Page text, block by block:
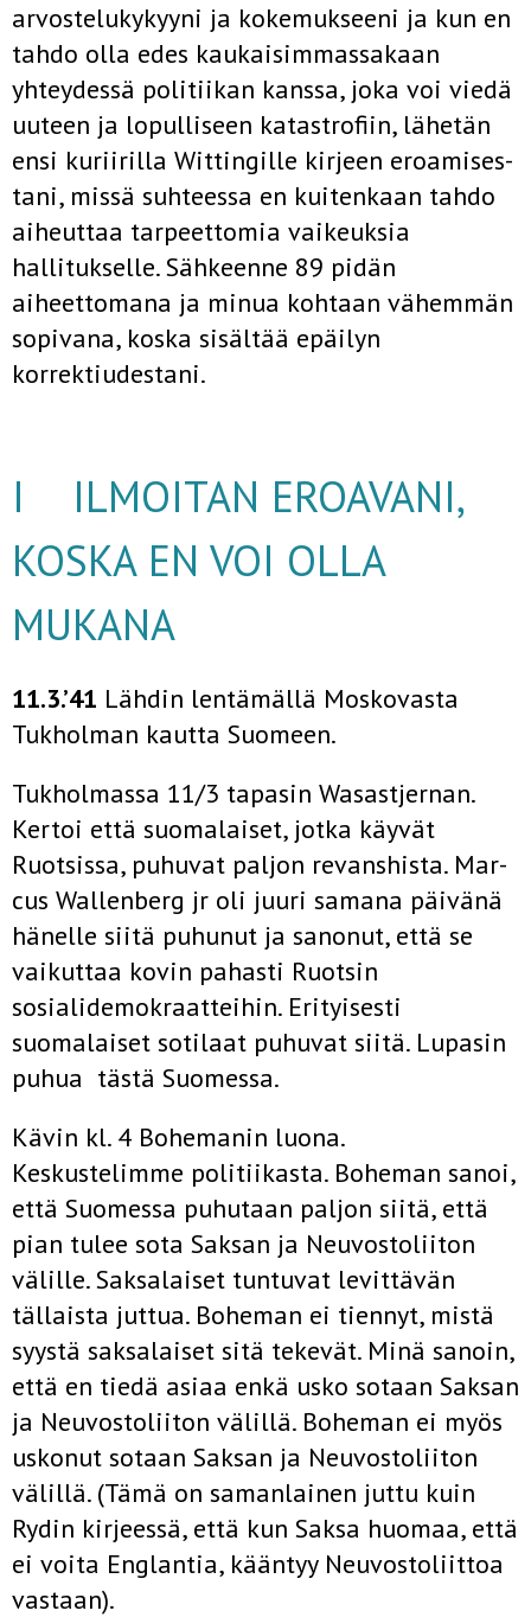
arvostelukykyyni ja kokemukseeni ja kun en
tahdo olla edes kaukaisimmassakaan
yhteydessä politiikan kanssa, joka voi viedä
uuteen ja lopulliseen katastrofiin, lähetän
ensi kuriirilla Wittingille kirjeen eroamises­
tani, missä suhteessa en kuitenkaan tahdo
aiheuttaa tarpeetto­mia vaikeuksia
hallitukselle. Sähkeenne 89 pidän
aiheettomana ja minua kohtaan vähemmän
sopivana, koska sisältää epäilyn
korrektiudestani.
I ILMOITAN EROAVANI,
KOSKA EN VOI OLLA
MUKANA
11.3.’41 Lähdin lentämällä Moskovasta
Tukholman kautta Suo­meen.
Tukholmassa 11/3 tapasin Wasastjernan.
Kertoi että suomalaiset, jotka käyvät
Ruotsissa, puhuvat paljon revanshista. Mar­
cus Wallenberg jr oli juuri samana päivänä
hänelle siitä puhunut ja sanonut, että se
vaikuttaa kovin pahasti Ruotsin
sosialidemok­raatteihin. Erityisesti
suomalaiset sotilaat puhuvat siitä. Lupasin
puhua tästä Suomessa.
Kävin kl. 4 Bohemanin luona.
Keskustelimme politiikasta. Bo­heman sanoi,
että Suomessa puhutaan paljon siitä, että
pian tu­lee sota Saksan ja Neuvostoliiton
välille. Saksalaiset tuntuvat levittävän
tällaista juttua. Boheman ei tiennyt, mistä
syystä saksalaiset sitä tekevät. Minä sanoin,
että en tiedä asiaa enkä usko sotaan Saksan
ja Neuvostoliiton välillä. Boheman ei myös
usko­nut sotaan Saksan ja Neuvostoliiton
välillä. (Tämä on saman­lainen juttu kuin
Rydin kirjeessä, että kun Saksa huomaa, että
ei voita Englantia, kääntyy Neuvostoliittoa
vastaan).